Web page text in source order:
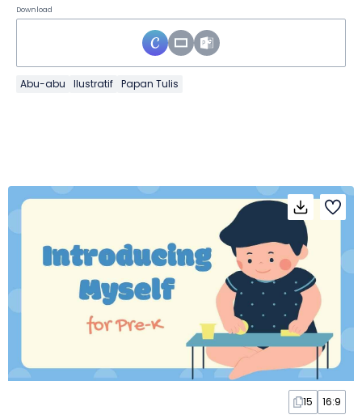
Download
Abu-abu Ilustratif Papan Tulis
15 16:9